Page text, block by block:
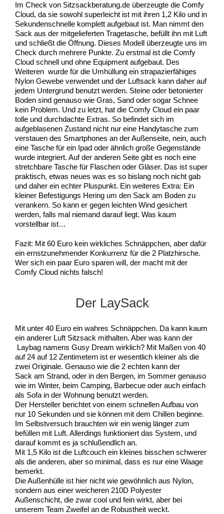
Im Check von Sitzsackberatung.de überzeugte die Comfy
Cloud, da sie sowohl superleicht ist mit ihren 1,2 Kilo und in
Sekundenschnelle komplett aufgebaut ist. Man nimmt den
Sack aus der mitgelieferten Tragetasche, befüllt ihn mit Luft
und schließt die Öffnung. Dieses Modell überzeugte uns im
Check durch mehrere Punkte. Zu erstmal ist die Comfy
Cloud schnell und ohne Equipment aufgebaut. Des
Weiteren wurde für die Umhüllung ein strapazierfähiges
Nylon Gewebe verwendet und der Luftsack kann daher auf
jedem Untergrund benutzt werden. Steine oder betonierter
Boden sind genauso wie Gras, Sand oder sogar Schnee
kein Problem. Und zu letzt, hat die Comfy Cloud ein paar
tolle und durchdachte Extras. So befindet sich im
aufgeblasenen Zustand nicht nur eine Handytasche zum
verstauen des Smartphones an der Außenseite, nein, auch
eine Tasche für ein Ipad oder ähnlich große Gegenstände
wurde integriert. Auf der anderen Seite gibt es noch eine
stretchbare Tasche für Flaschen oder Gläser. Das ist super
praktisch, etwas neues was es so bislang noch nicht gab
und daher ein echter Pluspunkt. Ein weiteres Extra: Ein
kleiner Befestigungs Hering um den Sack am Boden zu
verankern. So kann er gegen leichten Wind gesichert
werden, falls mal niemand darauf liegt. Was kaum
vorstellbar ist…
Fazit: Mit 60 Euro kein wirkliches Schnäppchen, aber dafür
ein ernstzunehmender Konkurrenz für die 2 Platzhirsche.
Wer sich ein paar Euro sparen will, der macht mit der
Comfy Cloud nichts falsch!
Der LaySack
Mit unter 40 Euro ein wahres Schnäppchen. Da kann kaum
ein anderer Luft Sitzsack mithalten. Aber was kann der
Laybag namens Gusy Dream wirklich? Mit Maßen von 40
auf 24 auf 12 Zentimetern ist er wesentlich kleiner als die
zwei Originale. Genauso wie die 2 echten kann der
Sack am Strand, oder in den Bergen, im Sommer genauso
wie im Winter, beim Camping, Barbecue oder auch einfach
als Sofa in der Wohnung benutzt werden.
Der Hersteller berichtet von einem schnellen Aufbau von
nur 10 Sekunden und sie können mit dem Chillen beginne.
Im Selbstversuch brauchten wir ein wenig länger zum
befüllen mit Luft. Allerdings funktioniert das System, und
darauf kommt es ja schlußendlich an.
Mit 1,5 Kilo ist die Luftcouch ein kleines bisschen schwerer
als die anderen, aber so minimal, dass es nur eine Waage
bemerkt.
Die Außenhülle ist hier nicht wie gewöhnlich aus Nylon,
sondern aus einer weicheren 210D Polyester
Außenschicht, die zwar cool und fein wirkt, aber bei
unserem Team Zweifel an de Robustheit weckt.